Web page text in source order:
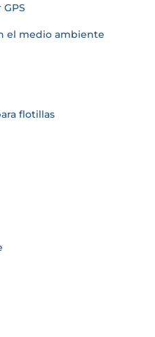
el medio ambiente
flotillas